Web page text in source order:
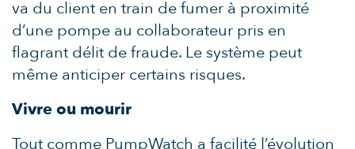
va du client en train de fumer à proximité
d’une pompe au collaborateur pris en
flagrant délit de fraude. Le système peut
même anticiper certains risques.
Vivre ou mourir
Tout comme PumpWatch a facilité l’évolution